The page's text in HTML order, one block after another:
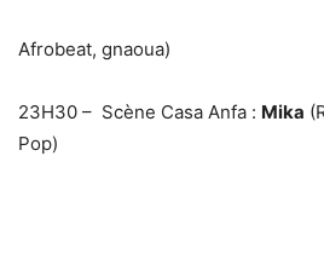
Afrobeat, gnaoua)
23H30 – Scène Casa Anfa : Mika
Pop)